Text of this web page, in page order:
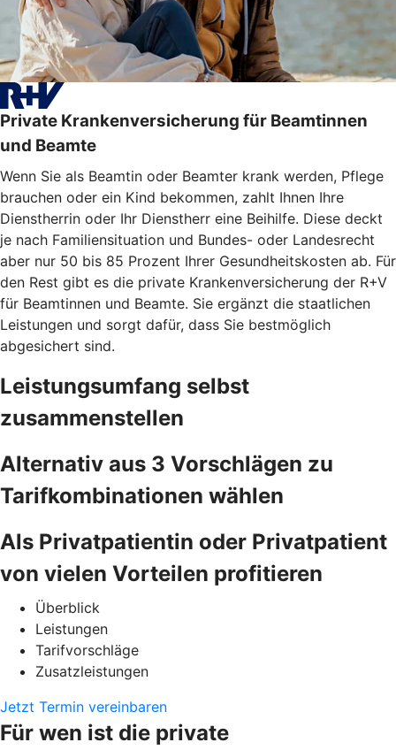
Private Krankenversicherung für Beamtinnen
und Beamte
Wenn Sie als Beamtin oder Beamter krank werden, Pflege
brauchen oder ein Kind bekommen, zahlt Ihnen Ihre
Dienstherrin oder Ihr Dienstherr eine Beihilfe. Diese deckt
je nach Familiensituation und Bundes- oder Landesrecht
aber nur 50 bis 85 Prozent Ihrer Gesundheitskosten ab. Für
den Rest gibt es die private Krankenversicherung der R+V
für Beamtinnen und Beamte. Sie ergänzt die staatlichen
Leistungen und sorgt dafür, dass Sie bestmöglich
abgesichert sind.
Leistungsumfang selbst
zusammenstellen
Alternativ aus 3 Vorschlägen zu
Tarifkombinationen wählen
Als Privatpatientin oder Privatpatient
von vielen Vorteilen profitieren
Überblick
Leistungen
Tarifvorschläge
Zusatzleistungen
Jetzt Termin vereinbaren
Für wen ist die private